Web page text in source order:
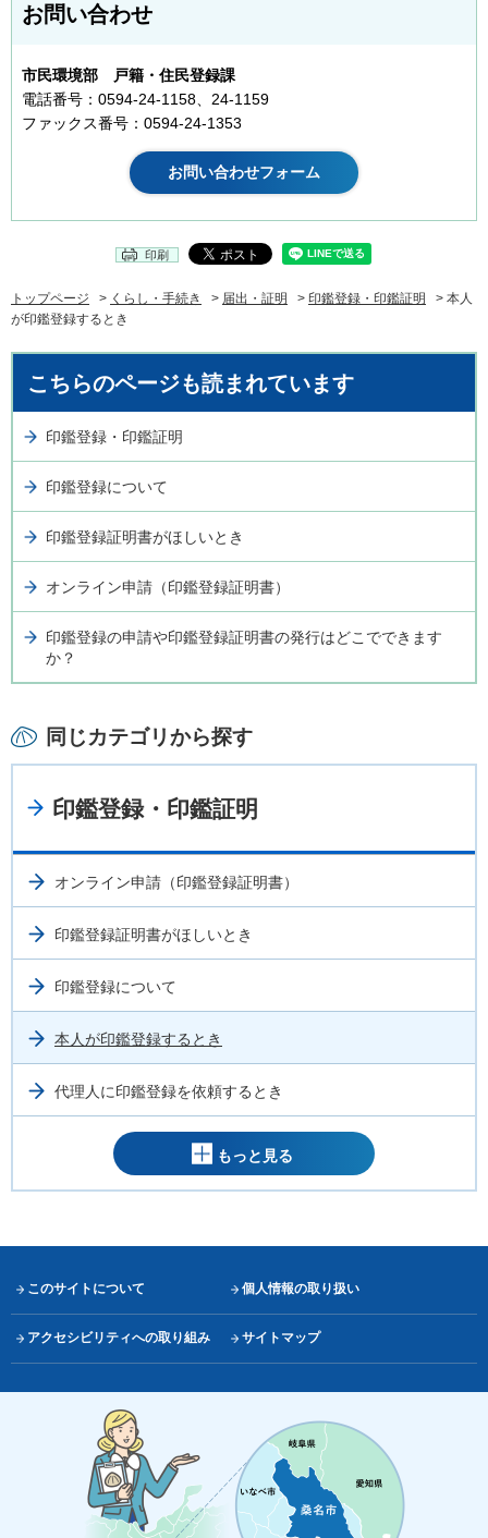
お問い合わせ
市民環境部 戸籍・住民登録課
電話番号：0594-24-1158、24-1159
ファックス番号：0594-24-1353
印刷
トップページ > くらし・手続き > 届出・証明 > 印鑑登録・印鑑証明
> 本人
が印鑑登録するとき
こちらのページも読まれています
印鑑登録・印鑑証明
印鑑登録について
印鑑登録証明書がほしいとき
オンライン申請（印鑑登録証明書）
印鑑登録の申請や印鑑登録証明書の発行はどこでできます
か？
同じカテゴリから探す
印鑑登録・印鑑証明
オンライン申請（印鑑登録証明書）
印鑑登録証明書がほしいとき
印鑑登録について
本人が印鑑登録するとき
代理人に印鑑登録を依頼するとき
もっと見る
このサイトについて 個人情報の取り扱い
アクセシビリティへの取り組み サイトマップ